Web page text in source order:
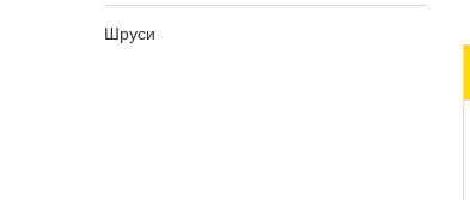
Шруси